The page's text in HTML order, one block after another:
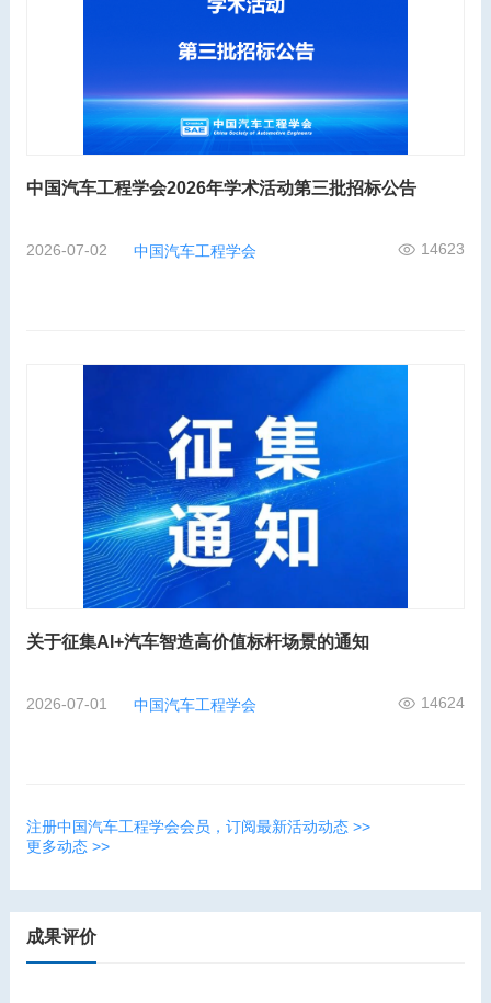
中国汽车工程学会2026年学术活动第三批招标公告
2026-07-02 中国汽车工程学会 14623
关于征集AI+汽车智造高价值标杆场景的通知
2026-07-01 中国汽车工程学会 14624
注册中国汽车工程学会会员，订阅最新活动动态 >>
更多动态 >>
成果评价